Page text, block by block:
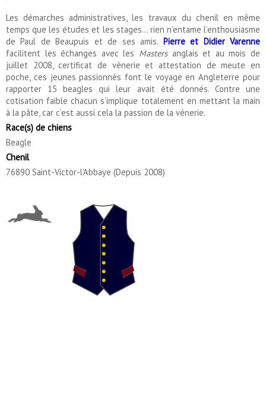
Les démarches administratives, les travaux du chenil en même
temps que les études et les stages… rien n’entame l’enthousiasme
de Paul de Beaupuis et de ses amis. Pierre et Didier Varenne
facilitent les échanges avec les Masters anglais et au mois de
juillet 2008, certificat de vènerie et attestation de meute en
poche, ces jeunes passionnés font le voyage en Angleterre pour
rapporter 15 beagles qui leur avait été donnés. Contre une
cotisation faible chacun s’implique totalement en mettant la main
à la pâte, car c’est aussi cela la passion de la vénerie.
Race(s) de chiens
Beagle
Chenil
76890 Saint-Victor-l'Abbaye (Depuis 2008)